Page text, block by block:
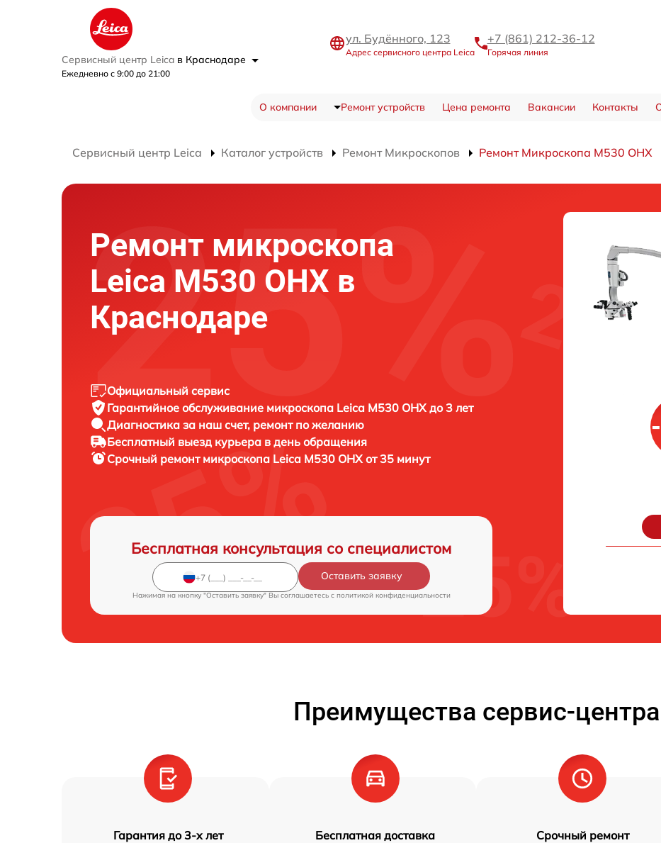
Сервисный центр Leica в Краснодаре
Ежедневно с 9:00 до 21:00
ул. Будённого, 123
Адрес сервисного центра Leica
+7 (861) 212-36-12
Горячая линия
О компании Ремонт устройств Цена ремонта Вакансии Контакты
Сервисный центр Leica Каталог устройств Ремонт Микроскопов Ремонт Микроскопа M530 OHX
Ремонт микроскопа
Leica M530 OHX в
Краснодаре
Официальный сервис
Гарантийное обслуживание микроскопа Leica M530 OHX до 3 лет
Диагностика за наш счет, ремонт по желанию
Бесплатный выезд курьера в день обращения
Срочный ремонт микроскопа Leica M530 OHX от 35 минут
Бесплатная консультация со специалистом
Оставить заявку
Нажимая на кнопку "Оставить заявку" Вы соглашаетесь c политикой конфиденциальности
Преимущества сервис-центра
Гарантия до 3-х лет Бесплатная доставка Срочный ремонт